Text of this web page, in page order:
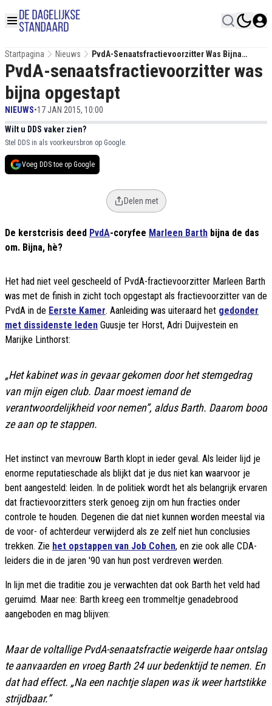
Startpagina Nieuws
PvdA-Senaatsfractievoorzitter Was Bijna
Opgestapt
PvdA-senaatsfractievoorzitter was
bijna opgestapt
NIEUWS•17 JAN 2015, 10:00
Wilt u DDS vaker zien?
Stel DDS in als voorkeursbron op Google.
Voeg DDS toe op Google
Delen met
De kerstcrisis deed PvdA-coryfee Marleen Barth bijna de das
om. Bijna, hè?
Het had niet veel gescheeld of PvdA-fractievoorzitter Marleen Barth
was met de finish in zicht toch opgestapt als fractievoorzitter van de
PvdA in de Eerste Kamer. Aanleiding was uiteraard het gedonder
met dissidenste leden Guusje ter Horst, Adri Duijvestein en
Marijke Linthorst:
„Het kabinet was in gevaar gekomen door het stemgedrag
van mijn eigen club. Daar moest iemand de
verantwoordelijkheid voor nemen”, aldus Barth. Daarom bood
ze aan op te stappen.
Het instinct van mevrouw Barth klopt in ieder geval. Als leider lijd je
enorme reputatieschade als blijkt dat je dus niet kan waarvoor je
bent aangesteld: leiden. In de politiek wordt het als belangrijk ervaren
dat fractievoorzitters sterk genoeg zijn om hun fracties onder
controle te houden. Degenen die dat niet kunnen worden meestal via
de voor- of achterdeur verwijderd als ze zelf niet hun conclusies
trekken. Zie het opstappen van Job Cohen, en zie ook alle CDA-
leiders die in de jaren '90 van hun post verdreven werden.
In lijn met die traditie zou je verwachten dat ook Barth het veld had
geruimd. Maar nee: Barth kreeg een trommeltje genadebrood
aangeboden en mag blijven:
Maar de voltallige PvdA-senaatsfractie weigerde haar ontslag
te aanvaarden en vroeg Barth 24 uur bedenktijd te nemen. En
dat had effect. „Na een nachtje slapen was ik weer hartstikke
strijdbaar.”